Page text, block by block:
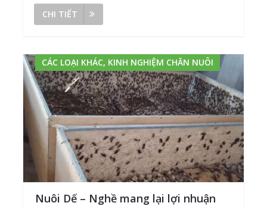
CHI TIẾT
CÁC LOẠI KHÁC, KINH NGHIỆM CHĂN NUÔI
Nuôi Dế – Nghề mang lại lợi nhuận